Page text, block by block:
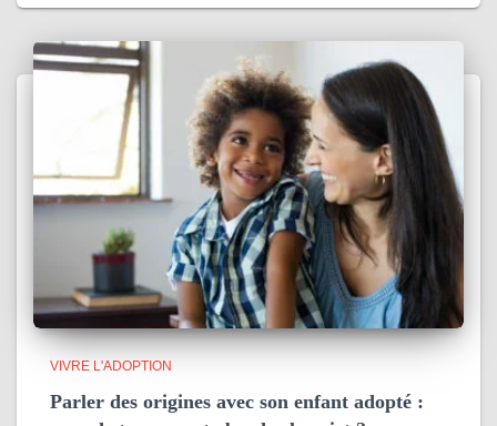
VIVRE L'ADOPTION
Parler des origines avec son enfant adopté :